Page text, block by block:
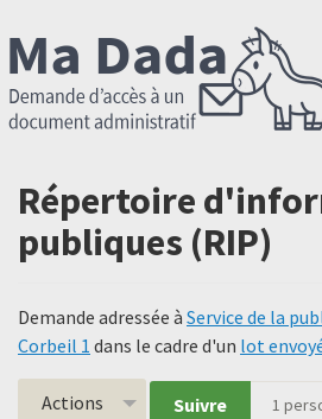
Répertoire
publiques (RIP)
Demande adressée à Service de la
Corbeil 1 dans le cadre d'un lot
Actions Suivre 1